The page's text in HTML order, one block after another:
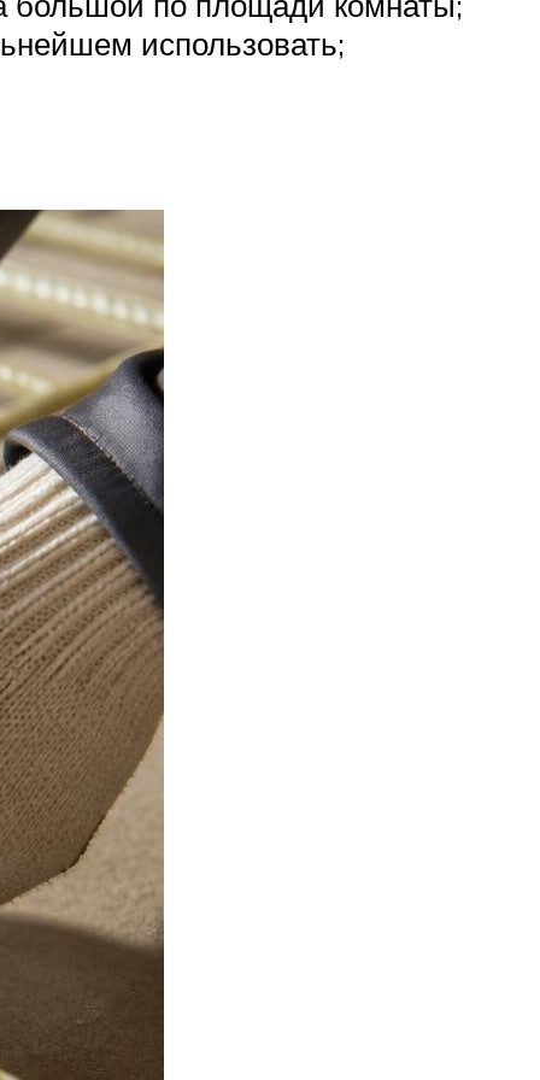
использовать;